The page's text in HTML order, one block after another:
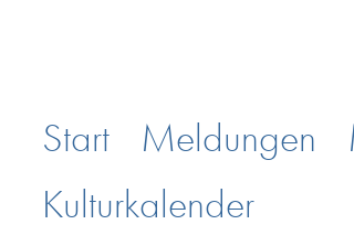
Start Meldungen
Kulturkalender